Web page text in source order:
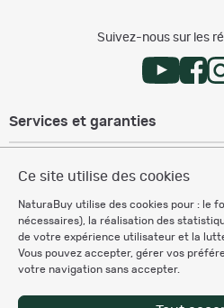
Ce site utilise des cookies
NaturaBuy utilise des cookies pour : le
nécessaires), la réalisation des
de votre expérience utilisateur et la
Vous pouvez accepter, gérer vos
votre navigation sans accepter.
Suivez-nous sur les
Services et garanties
Besoin d'aide
Espace Professionnel